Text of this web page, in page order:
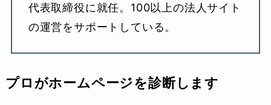
代表取締役に就任。100以上の法人サイト
の運営をサポートしている。
プロがホームページを診断します